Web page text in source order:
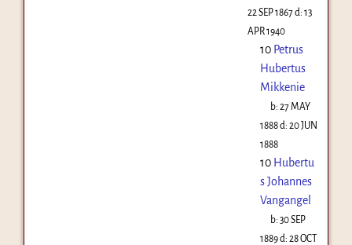
22 SEP 1867d: 13
APR 1940
10 Petrus
Hubertus
Mikkenie
b:27 MAY
1888d: 20 JUN
1888
10 Hubertu
s Johannes
Vangangel
b:30 SEP
1889d: 28 OCT